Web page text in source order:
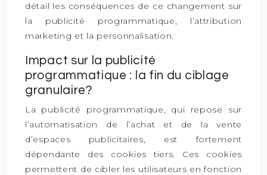
détail les conséquences de ce changement sur
la publicité programmatique, l’attribution
marketing et la personnalisation.
Impact sur la publicité
programmatique : la fin du ciblage
granulaire?
La publicité programmatique, qui repose sur
l’automatisation de l’achat et de la vente
d’espaces publicitaires, est fortement
dépendante des cookies tiers. Ces cookies
permettent de cibler les utilisateurs en fonction